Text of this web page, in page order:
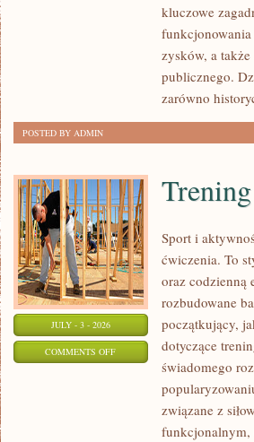
NIEWYJAŚNIONEkluczowe
funkcjonowania
zysków, a
publicznego.
zarówno
POSTED BY ADMIN
JULY - 3 - 2026
COMMENTS OFFON
Sport i
ćwiczenia. To
oraz codzienną
rozbudowane
początkujący,
dotyczące
świadomego
związane z
funkcjonalnym,